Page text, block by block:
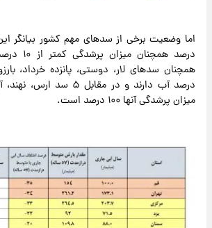
درصد
درصد آب دارند و در مقابل ۵
میزان پرشدگی آنها ۱۰۰ درصد است.